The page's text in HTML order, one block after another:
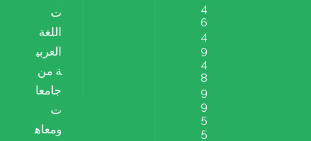
ت
اللغة
العربي
ة من
جامعا
ت
ومعاه
4
6
4
9
4
8
9
9
5
5